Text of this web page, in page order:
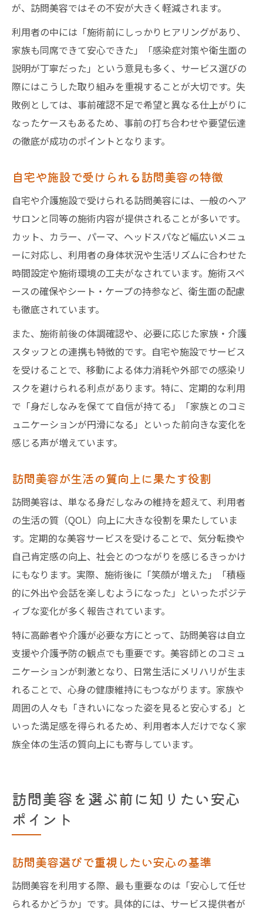
が、訪問美容ではその不安が大きく軽減されます。
利用者の中には「施術前にしっかりヒアリングがあり、
家族も同席できて安心できた」「感染症対策や衛生面の
説明が丁寧だった」という意見も多く、サービス選びの
際にはこうした取り組みを重視することが大切です。失
敗例としては、事前確認不足で希望と異なる仕上がりに
なったケースもあるため、事前の打ち合わせや要望伝達
の徹底が成功のポイントとなります。
自宅や施設で受けられる訪問美容の特徴
自宅や介護施設で受けられる訪問美容には、一般のヘア
サロンと同等の施術内容が提供されることが多いです。
カット、カラー、パーマ、ヘッドスパなど幅広いメニュ
ーに対応し、利用者の身体状況や生活リズムに合わせた
時間設定や施術環境の工夫がなされています。施術スペ
ースの確保やシート・ケープの持参など、衛生面の配慮
も徹底されています。
また、施術前後の体調確認や、必要に応じた家族・介護
スタッフとの連携も特徴的です。自宅や施設でサービス
を受けることで、移動による体力消耗や外部での感染リ
スクを避けられる利点があります。特に、定期的な利用
で「身だしなみを保てて自信が持てる」「家族とのコミ
ュニケーションが円滑になる」といった前向きな変化を
感じる声が増えています。
訪問美容が生活の質向上に果たす役割
訪問美容は、単なる身だしなみの維持を超えて、利用者
の生活の質（QOL）向上に大きな役割を果たしていま
す。定期的な美容サービスを受けることで、気分転換や
自己肯定感の向上、社会とのつながりを感じるきっかけ
にもなります。実際、施術後に「笑顔が増えた」「積極
的に外出や会話を楽しむようになった」といったポジテ
ィブな変化が多く報告されています。
特に高齢者や介護が必要な方にとって、訪問美容は自立
支援や介護予防の観点でも重要です。美容師とのコミュ
ニケーションが刺激となり、日常生活にメリハリが生ま
れることで、心身の健康維持にもつながります。家族や
周囲の人々も「きれいになった姿を見ると安心する」と
いった満足感を得られるため、利用者本人だけでなく家
族全体の生活の質向上にも寄与しています。
訪問美容を選ぶ前に知りたい安心
ポイント
訪問美容選びで重視したい安心の基準
訪問美容を利用する際、最も重要なのは「安心して任せ
られるかどうか」です。具体的には、サービス提供者が